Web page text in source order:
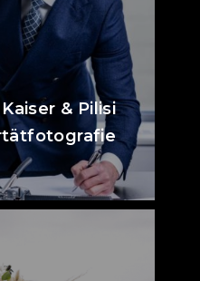
& Pilisi